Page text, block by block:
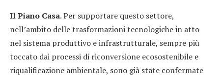
Il Piano Casa. Per supportare questo settore,
nell’ambito delle trasformazioni tecnologiche in atto
nel sistema produttivo e infrastrutturale, sempre più
toccato dai processi di riconversione ecosostenibile e
riqualificazione ambientale, sono già state confermate